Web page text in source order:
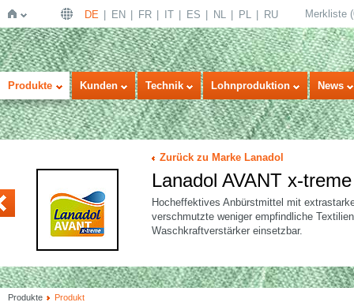
Startseite
DE EN FR IT ES NL PL RU Merkliste (
Produkte Kunden Technik Lohnproduktion News
Zurück zu Marke Lanadol
Lanadol AVANT x-treme
Hocheffektives Anbürstmittel mit
verschmutzte weniger empfindliche
Waschkraftverstärker einsetzbar.
Produkte Produkt